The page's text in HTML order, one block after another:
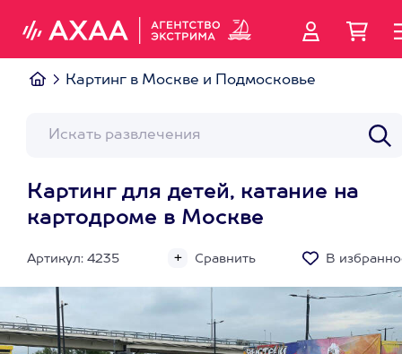
Картинг в Москве и Подмосковье
Картинг для детей, катание на
картодроме в Москве
Артикул: 4235 Сравнить В